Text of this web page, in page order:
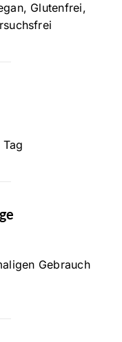
Glutenfrei,
Gebrauch